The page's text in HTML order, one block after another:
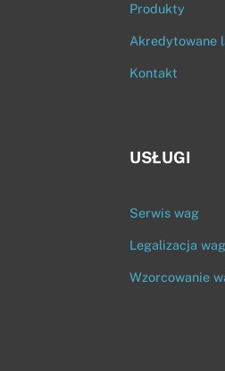
Produkty
Akredytowane
Kontakt
USŁUGI
Serwis wag
Legalizacja wag
Wzorcowanie